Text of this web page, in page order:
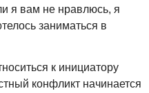
я вам не нравлюсь, я
заниматься в
к инициатору
конфликт начинается